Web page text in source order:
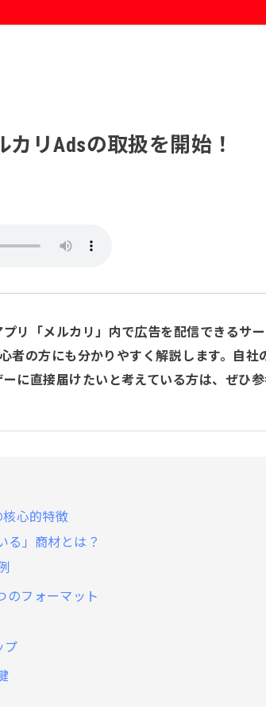
リAdsの取扱を開始！
リ「メルカリ」内で広告を配信できるサ
者の方にも分かりやすく解説します。自社
に直接届けたいと考えている方は、ぜひ
心的特徴
る」商材とは？
のフォーマット
プ